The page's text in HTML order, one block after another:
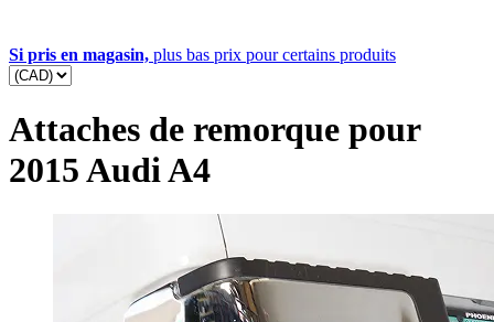
Si pris en magasin, plus bas prix pour certains produits
Attaches de remorque pour
2015 Audi A4